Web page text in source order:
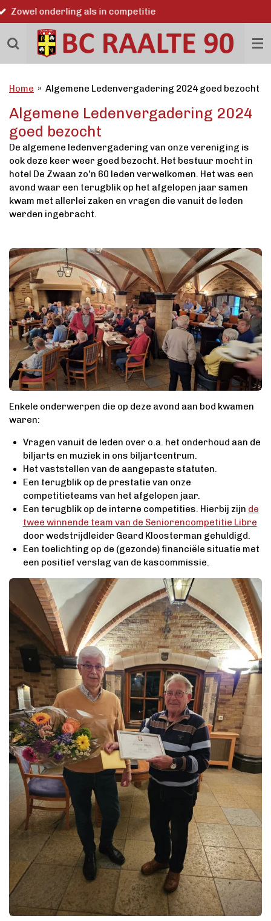
Ga
direct
naar
hoofdinhoud
Word ook lid
Home » Algemene Ledenvergadering 2024 goed bezocht
Algemene Ledenvergadering 2024
goed bezocht
De algemene ledenvergadering van onze vereniging is
ook deze keer weer goed bezocht. Het bestuur mocht in
hotel De Zwaan zo'n 60 leden verwelkomen. Het was een
avond waar een terugblik op het afgelopen jaar samen
kwam met allerlei zaken en vragen die vanuit de leden
werden ingebracht.
Enkele onderwerpen die op deze avond aan bod kwamen
waren:
Vragen vanuit de leden over o.a. het onderhoud aan de
biljarts en muziek in ons biljartcentrum.
Het vaststellen van de aangepaste statuten.
Een terugblik op de prestatie van onze
competitieteams van het afgelopen jaar.
Een terugblik op de interne competities. Hierbij zijn de
twee winnende team van de Seniorencompetitie Libre
door wedstrijdleider Geard Kloosterman gehuldigd.
Een toelichting op de (gezonde) financiële situatie met
een positief verslag van de kascommissie.